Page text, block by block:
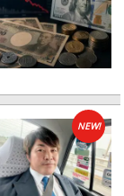
NEW!